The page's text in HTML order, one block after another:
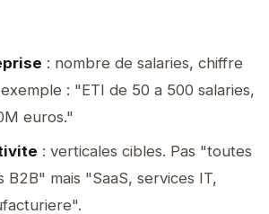
: nombre de salaries, chiffre
: "ETI de 50 a 500 salaries,
euros."
: verticales cibles. Pas "toutes
B2B" mais "SaaS, services IT,